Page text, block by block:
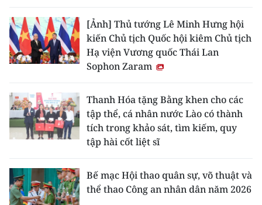
[Ảnh] Thủ tướng Lê Minh Hưng hội
kiến Chủ tịch Quốc hội kiêm Chủ tịch
Hạ viện Vương quốc Thái Lan
Sophon Zaram
Thanh Hóa tặng Bằng khen cho các
tập thể, cá nhân nước Lào có thành
tích trong khảo sát, tìm kiếm, quy
tập hài cốt liệt sĩ
Bế mạc Hội thao quân sự, võ thuật và
thể thao Công an nhân dân năm 2026